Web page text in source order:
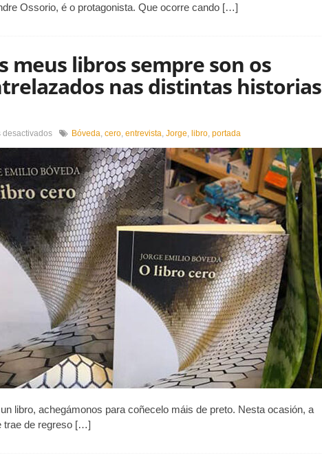
Ossorio, é o protagonista. Que ocorre cando […]
meus libros sempre son os
nas distintas historias
desactivadosen
personaxes
dos
meus
libros
sempre
son
os
mesmos
e
están
entrelazados
nas
distintas
historias
que
teño
escrito»
Bóveda cero entrevista Jorge libro portada
libro, achegámonos para coñecelo máis de preto. Nesta ocasión, a
trae de regreso […]